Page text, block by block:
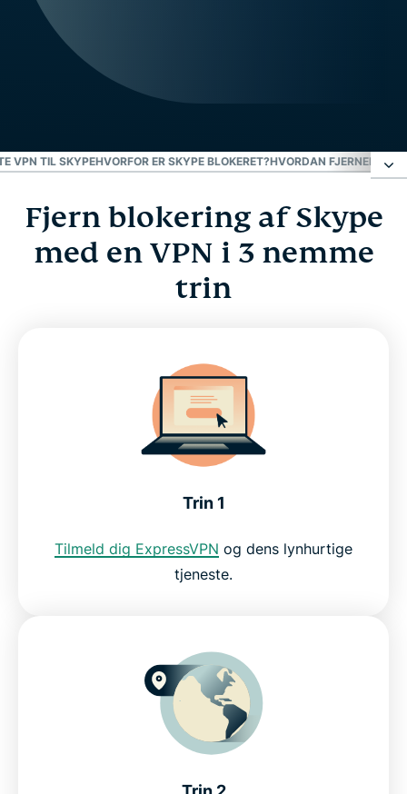
VPN TIL SKYPEHVORFOR ER SKYPE BLOKERET?HVORDAN FJERNER EN
Fjern blokering af Skype med en VPN i 3 nemme
trin
Den bedste VPN til Skype
Hvordan fjerner en VPN blokering af Skype?
Prøv en VPN til Skype risikofrit
Fjern blokering af Skype
med en VPN i 3 nemme
trin
Trin 1
Tilmeld dig ExpressVPN og dens lynhurtige
tjeneste.